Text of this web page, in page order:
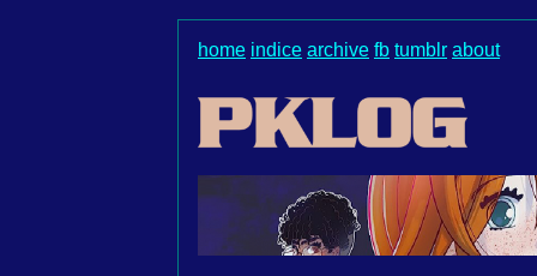
home indice archive fb tumblr about